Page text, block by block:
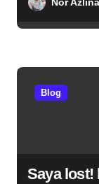
Blog
Saya lost!